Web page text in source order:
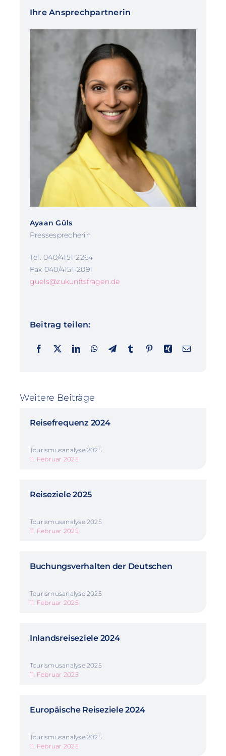
Ihre Ansprechpartnerin
Ayaan Güls
Pressesprecherin
Tel. 040/4151-2264
Fax 040/4151-2091
guels@zukunftsfragen.de
Beitrag teilen:
Weitere Beiträge
Reisefrequenz 2024
Tourismusanalyse 2025
11. Februar 2025
Reiseziele 2025
Tourismusanalyse 2025
11. Februar 2025
Buchungsverhalten der Deutschen
Tourismusanalyse 2025
11. Februar 2025
Inlandsreiseziele 2024
Tourismusanalyse 2025
11. Februar 2025
Europäische Reiseziele 2024
Tourismusanalyse 2025
11. Februar 2025